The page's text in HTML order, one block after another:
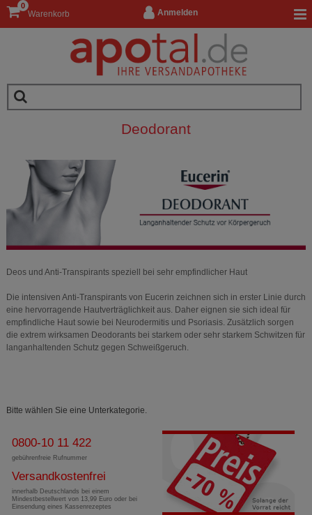
Anmelden
Warenkorb
0
Deodorant
Deos und Anti-Transpirants speziell bei sehr empfindlicher Haut
Die intensiven Anti-Transpirants von Eucerin zeichnen sich in erster Linie durch
eine hervorragende Hautverträglichkeit aus. Daher eignen sie sich ideal für
empfindliche Haut sowie bei Neurodermitis und Psoriasis. Zusätzlich sorgen
die extrem wirksamen Deodorants bei starkem oder sehr starkem Schwitzen für
langanhaltenden Schutz gegen Schweißgeruch.
Bitte wählen Sie eine Unterkategorie.
0800-10 11 422
gebührenfreie Rufnummer
Versandkostenfrei
innerhalb Deutschlands bei einem
Mindestbestellwert von 13,99 Euro oder bei
Einsendung eines Kassenrezeptes